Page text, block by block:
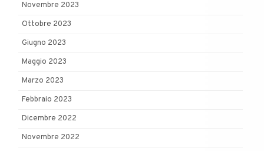
Novembre 2023
Ottobre 2023
Giugno 2023
Maggio 2023
Marzo 2023
Febbraio 2023
Dicembre 2022
Novembre 2022